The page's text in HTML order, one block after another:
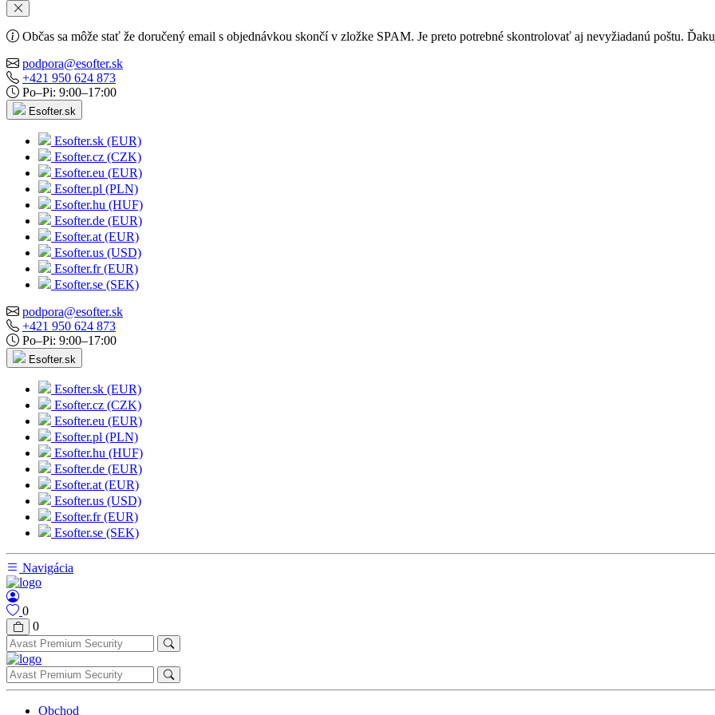
Občas sa môže stať že doručený email s objednávkou skončí v zložke SPAM. Je preto potrebné skontrolovať aj nevyžiadanú poštu.
podpora@esofter.sk
+421 950 624 873
Po–Pi: 9:00–17:00
Esofter.sk
Esofter.sk (EUR)
Esofter.cz (CZK)
Esofter.eu (EUR)
Esofter.pl (PLN)
Esofter.hu (HUF)
Esofter.de (EUR)
Esofter.at (EUR)
Esofter.us (USD)
Esofter.fr (EUR)
Esofter.se (SEK)
podpora@esofter.sk
+421 950 624 873
Po–Pi: 9:00–17:00
Esofter.sk
Esofter.sk (EUR)
Esofter.cz (CZK)
Esofter.eu (EUR)
Esofter.pl (PLN)
Esofter.hu (HUF)
Esofter.de (EUR)
Esofter.at (EUR)
Esofter.us (USD)
Esofter.fr (EUR)
Esofter.se (SEK)
Navigácia
0
0
Obchod